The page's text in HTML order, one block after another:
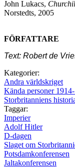
John Lukacs,
Norstedts, 2005
FÖRFATTARE
Text: Robert de
Kategorier:
Andra världskriget
Kända personer
Storbritanniens
Taggar:
Imperier
Adolf Hitler
D-dagen
Slaget om
Potsdamkonferensen
Jaltakonferensen